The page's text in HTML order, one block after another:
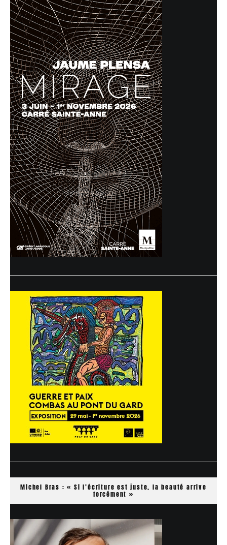
Michel Bras : « Si l’écriture est juste, la beauté arrive
forcément »